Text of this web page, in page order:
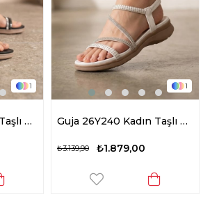
1
Guja 26Y240 Kadın Taşlı Düz Sandalet Siyah
1
Guja 26Y240 Kadın Taşlı Düz Sandalet Beyaz
₺1.879,00
₺3.139,90